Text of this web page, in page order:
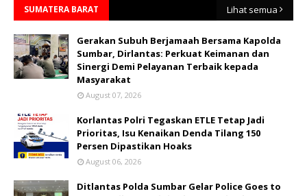
SUMATERA BARAT Lihat semua
Gerakan Subuh Berjamaah Bersama Kapolda
Sumbar, Dirlantas: Perkuat Keimanan dan
Sinergi Demi Pelayanan Terbaik kepada
Masyarakat
August 07, 2026
Korlantas Polri Tegaskan ETLE Tetap Jadi
Prioritas, Isu Kenaikan Denda Tilang 150
Persen Dipastikan Hoaks
August 06, 2026
Ditlantas Polda Sumbar Gelar Police Goes to